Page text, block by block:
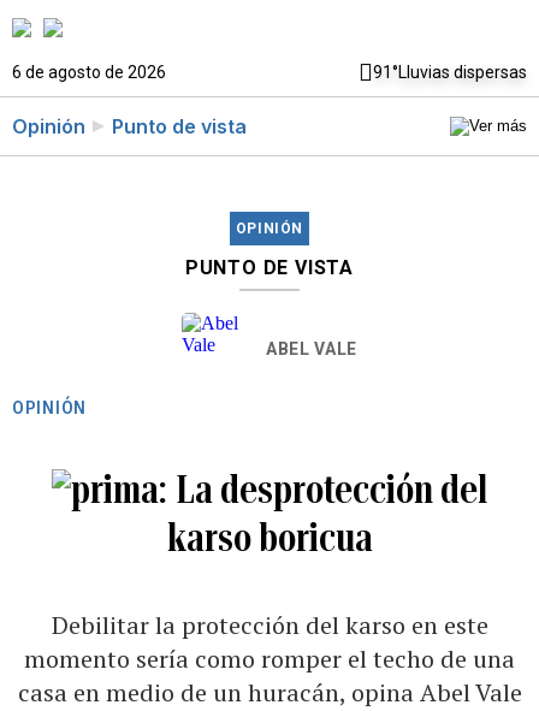
6 de agosto de 2026 91°Lluvias dispersas
Opinión Punto de vista
OPINIÓN
PUNTO DE VISTA
ABEL VALE
OPINIÓN
La desprotección del
karso boricua
Debilitar la protección del karso en este
momento sería como romper el techo de una
casa en medio de un huracán, opina Abel Vale